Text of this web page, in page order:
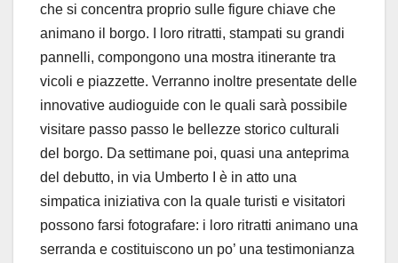
che si concentra proprio sulle figure chiave che
animano il borgo. I loro ritratti, stampati su grandi
pannelli, compongono una mostra itinerante tra
vicoli e piazzette. Verranno inoltre presentate delle
innovative audioguide con le quali sarà possibile
visitare passo passo le bellezze storico culturali
del borgo. Da settimane poi, quasi una anteprima
del debutto, in via Umberto I è in atto una
simpatica iniziativa con la quale turisti e visitatori
possono farsi fotografare: i loro ritratti animano una
serranda e costituiscono un po’ una testimonianza